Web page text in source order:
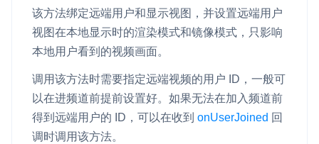
该方法绑定远端用户和显示视图，并设置远端用户
视图在本地显示时的渲染模式和镜像模式，只影响
本地用户看到的视频画面。
调用该方法时需要指定远端视频的用户 ID，一般可
以在进频道前提前设置好。如果无法在加入频道前
得到远端用户的 ID，可以在收到 onUserJoined 回
调时调用该方法。